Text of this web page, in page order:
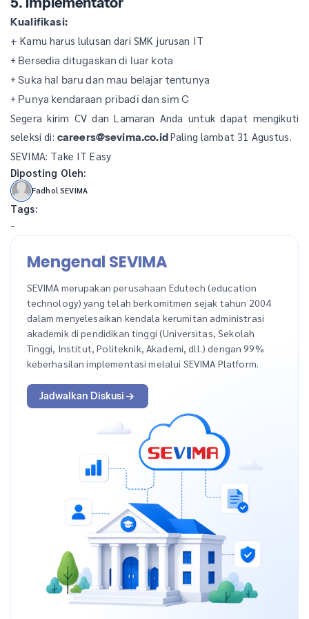
Kualifikasi:
+ Kamu harus lulusan dari SMK jurusan IT
+ Bersedia ditugaskan di luar kota
+ Suka hal baru dan mau belajar tentunya
+ Punya kendaraan pribadi dan sim C
Segera kirim CV dan Lamaran Anda untuk dapat mengikuti
seleksi di: careers@sevima.co.idPaling lambat 31 Agustus.
SEVIMA: Take IT Easy
Diposting Oleh:
Fadhol SEVIMA
Tags:
-
Mengenal SEVIMA
SEVIMA merupakan perusahaan Edutech (education
technology) yang telah berkomitmen sejak tahun 2004
dalam menyelesaikan kendala kerumitan administrasi
akademik di pendidikan tinggi (Universitas, Sekolah
Tinggi, Institut, Politeknik, Akademi, dll.) dengan 99%
keberhasilan implementasi melalui SEVIMA Platform.
Jadwalkan Diskusi